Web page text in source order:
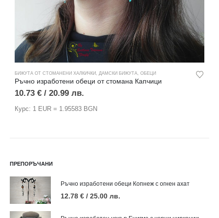
БИЖУТА ОТ СТОМАНЕНИ ХАЛКИЧКИ ДАМСКИ БИЖУТА ОБЕЦИ
Ръчно изработени обеци от стомана Капчици
10.73 € / 20.99 лв.
Курс: 1 EUR = 1.95583 BGN
ПРЕПОРЪЧАНИ
Ръчно изработени обеци Копнеж с огнен ахат
12.78 € / 25.00 лв.